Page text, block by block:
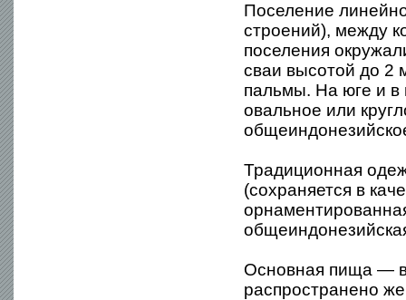
Поселение
строений), между
поселения
сваи высотой до 2
пальмы. На юге и в
овальное или
Традиционная
(сохраняется в
Основная пища —
распространено